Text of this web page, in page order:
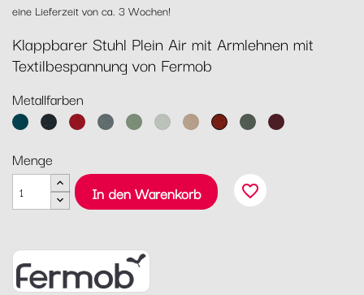
eine Lieferzeit von ca. 3 Wochen!
Klappbarer Stuhl Plein Air mit Armlehnen mit
Textilbespannung von Fermob
Metallfarben
Acapulcoblau
Anthrazit
Chili Gewittergrau
KaktusLehmgrau
MuskatOckerRosmarinSchwarzkirsche
Menge
In den Warenkorb
favorite_border